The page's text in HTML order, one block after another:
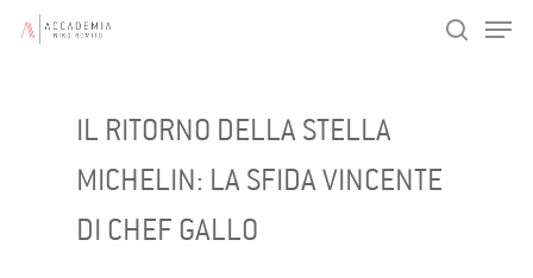
Skip
IL RITORNO DELLA STELLA
MICHELIN: LA SFIDA VINCENTE
DI CHEF GALLO